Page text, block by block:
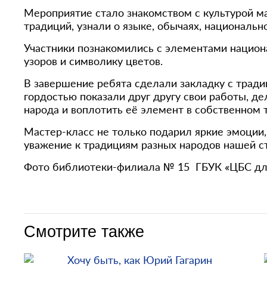
Мероприятие стало знакомством с культурой
традиций, узнали о языке, обычаях,
Участники познакомились с элементами
узоров и символику цветов.
В завершение ребята сделали закладку с
гордостью показали друг другу свои работы,
народа и воплотить её элемент в собственном
Мастер-класс не только подарил яркие
уважение к традициям разных народов нашей
Фото библиотеки-филиала № 15 ГБУК «ЦБС
Смотрите также